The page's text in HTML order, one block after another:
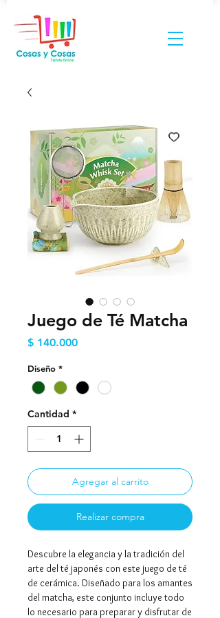
Juego de Té Matcha
$ 140.000Precio
Diseño *
Cantidad *
Agregar al carrito
Realizar compra
Descubre la elegancia y la tradición del
arte del té japonés con este juego de té
de cerámica. Diseñado para los amantes
del matcha, este conjunto incluye todo
lo necesario para preparar y disfrutar de